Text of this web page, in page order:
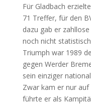
Für Gladbach
71 Treffer, für den
dazu gab er
noch nicht
Triumph war 1989
gegen Werder
sein einziger
Zwar kam er nur
führte er als